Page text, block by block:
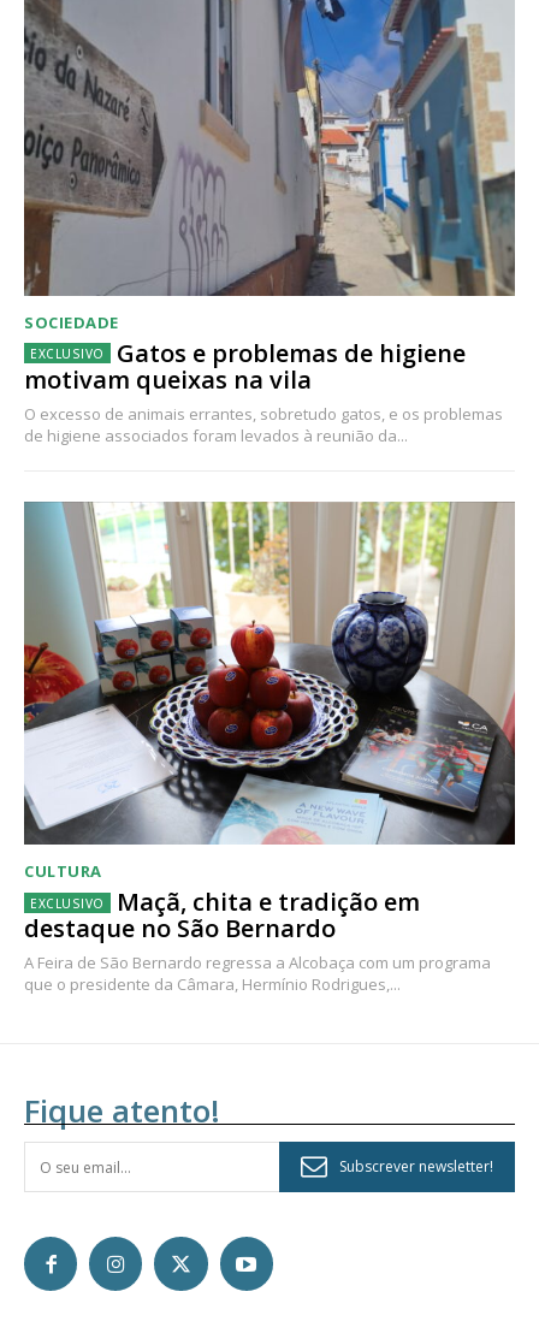
SOCIEDADE
Gatos e problemas de higiene
motivam queixas na vila
O excesso de animais errantes, sobretudo gatos, e os problemas
de higiene associados foram levados à reunião da...
CULTURA
Maçã, chita e tradição em
destaque no São Bernardo
A Feira de São Bernardo regressa a Alcobaça com um programa
que o presidente da Câmara, Hermínio Rodrigues,...
Fique atento!
Subscrever newsletter!